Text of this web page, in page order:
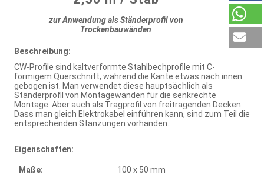
zur Anwendung als Ständerprofil von
Trockenbauwänden
Beschreibung:
CW-Profile sind kaltverformte Stahlbechprofile mit C-
förmigem Querschnitt, während die Kante etwas nach innen
gebogen ist. Man verwendet diese hauptsächlich als
Ständerprofil von Montagewänden für die senkrechte
Montage. Aber auch als Tragprofil von freitragenden Decken.
Dass man gleich Elektrokabel einführen kann, sind zum Teil die
entsprechenden Stanzungen vorhanden.
Eigenschaften:
Maße:
100 x 50 mm